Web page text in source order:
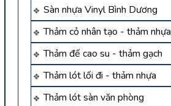
Sàn nhựa Vinyl Bình Dương
Thảm cỏ nhân tạo - thảm nhựa
Thảm đế cao su - thảm gạch
Thảm lót lối đi - thảm nhựa
Thảm lót sàn văn phòng